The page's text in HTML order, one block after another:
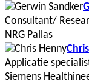
Consultant/
NRG Pallas
Applicatie
Siemens